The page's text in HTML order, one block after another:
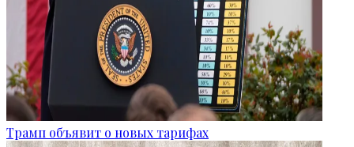
Трамп объявит о новых тарифах